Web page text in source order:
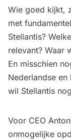
Wie goed kijkt,
met
Stellantis?
relevant? Waar
En misschien
Nederlandse
wil Stellantis
Voor CEO
onmogelijke